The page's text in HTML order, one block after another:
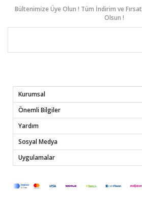
Bültenimize Üye Olun ! Tüm İndirim ve
Olsun !
Kurumsal
Önemli Bilgiler
Yardım
Sosyal Medya
Uygulamalar